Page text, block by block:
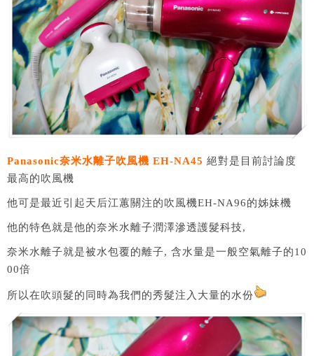
Panasonic奈米水離子吹風機 EH-NA45 絕對是目前討論度
最高的吹風機
他可是最近引起天后江蕙關注的吹風機EH-NA96的姊妹機
他的特色就是他的奈米水離子潤澤滲透護髮科技,
奈米水離子就是被水包覆的離子, 含水量是一般空氣離子的10
00倍
所以在吹頭髮的同時為我們的秀髮注入大量的水份